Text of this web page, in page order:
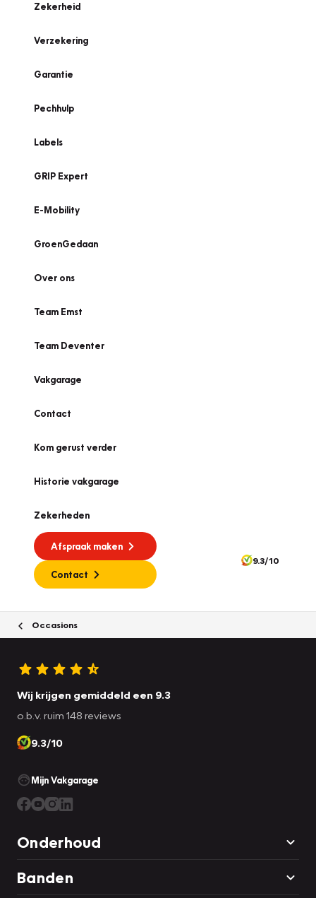
Zekerheid
Verzekering
Garantie
Pechhulp
Labels
GRIP Expert
E-Mobility
GroenGedaan
Over ons
Team Emst
Team Deventer
Vakgarage
Contact
Kom gerust verder
Historie vakgarage
Zekerheden
Afspraak maken
Contact
9.3/10
Occasions
Wij krijgen gemiddeld een 9.3
o.b.v. ruim 148 reviews
9.3/10
Mijn Vakgarage
Onderhoud
Banden